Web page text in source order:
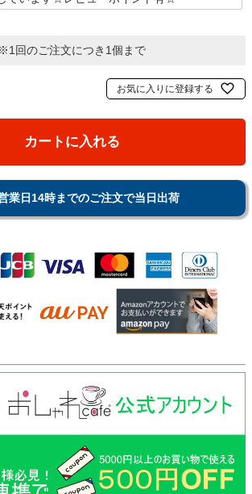
※1回のご注文につき1個まで
お気に入りに登録する
カートに入れる
業日14時までのご注文で当日出荷